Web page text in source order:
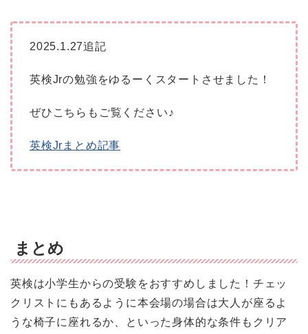
2025.1.27追記
英検Jrの勉強をゆるーくスタートさせました！
ぜひこちらもご覧ください♪
英検Jrまとめ記事
まとめ
英検は小学生からの受験をおすすめしました！チェッ
クリストにもあるように本会場の場合は大人が座るよ
うな椅子に座れるか、といった身体的な条件もクリア